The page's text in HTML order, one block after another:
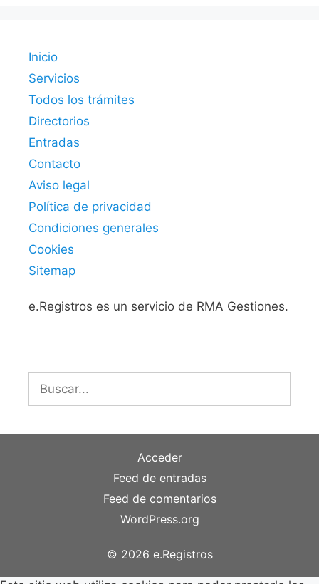
Inicio
Servicios
Todos los trámites
Directorios
Entradas
Contacto
Aviso legal
Política de privacidad
Condiciones generales
Cookies
Sitemap
e.Registros es un servicio de RMA Gestiones.
Acceder
Feed de entradas
Feed de comentarios
WordPress.org
© 2026 e.Registros